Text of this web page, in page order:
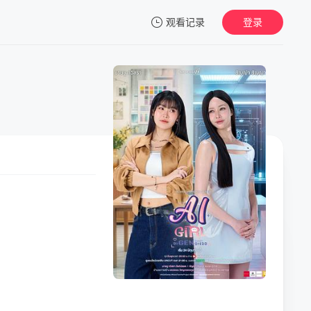
观看记录
暂无观看影片的记录
登录